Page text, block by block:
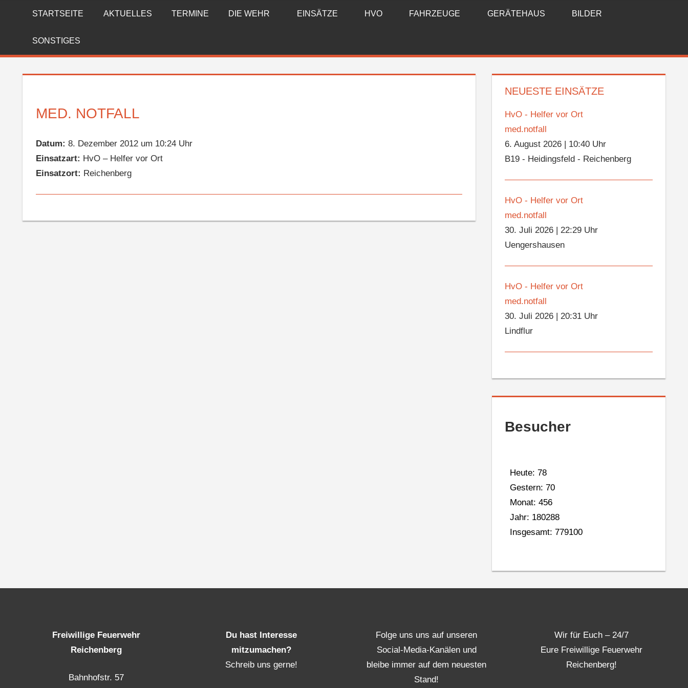
FREIWILLIGE
FEUERWEHR
REICHENBERG
STARTSEITE AKTUELLES TERMINE DIE WEHR EINSÄTZE HVO FAHRZEUGE GERÄTEHAUS BILDER
SONSTIGES
MED. NOTFALL
Datum: 8. Dezember 2012 um 10:24 Uhr
Einsatzart: HvO – Helfer vor Ort
Einsatzort: Reichenberg
NEUESTE EINSÄTZE
HvO - Helfer vor Ort
med.notfall
6. August 2026
10:40 Uhr
B19 - Heidingsfeld - Reichenberg
HvO - Helfer vor Ort
med.notfall
30. Juli 2026 |22:29 Uhr
Uengershausen
HvO - Helfer vor Ort
med.notfall
30. Juli 2026 |20:31 Uhr
Lindflur
Besucher
Heute: 78
Gestern: 70
Monat: 456
Jahr: 180288
Insgesamt: 779100
Freiwillige Feuerwehr
Reichenberg
Bahnhofstr. 57
Du hast Interesse
mitzumachen?
Schreib uns gerne!
Folge uns uns auf unseren
Social-Media-Kanälen und
bleibe immer auf dem neuesten
Stand!
Wir für Euch – 24/7
Eure Freiwillige Feuerwehr
Reichenberg!